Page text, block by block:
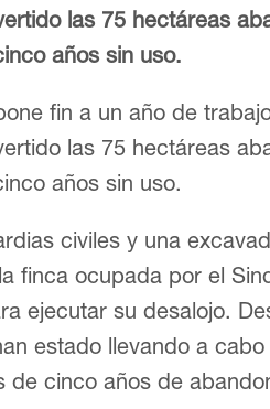
las 75 hectáreas
años sin uso.
fin a un año de
las 75 hectáreas
años sin uso.
civiles y una
finca ocupada por el
ejecutar su desalojo.
estado llevando a
de cinco años de